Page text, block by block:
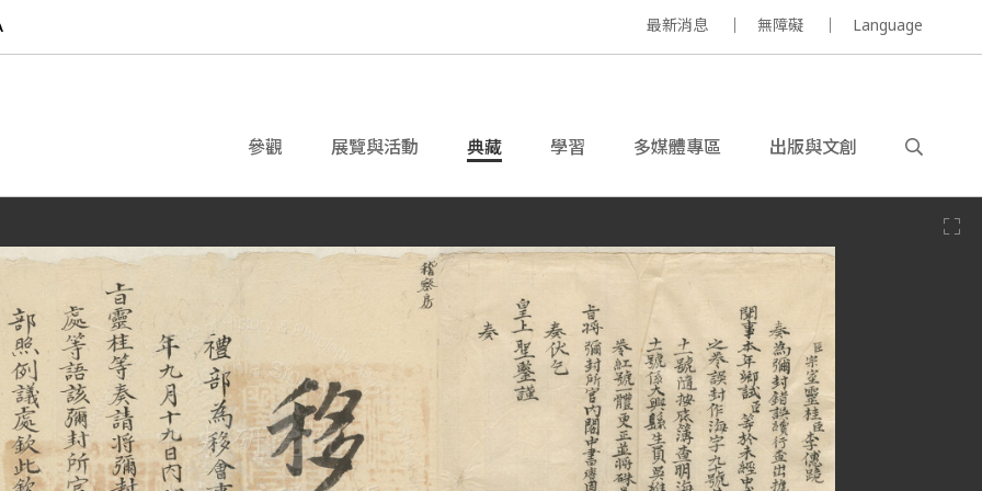
最新消息 無障礙 Language
參觀 展覽與活動 典藏 學習 多媒體專區 出版與文創